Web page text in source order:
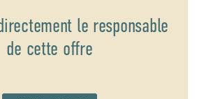
le responsable
de cette offre